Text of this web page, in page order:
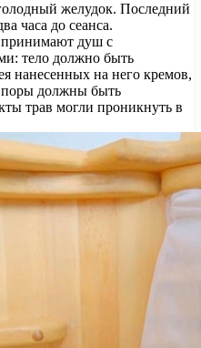
желудок. Последний
часа до сеанса.
душ с
тело должно быть
нанесенных на него кремов,
должны быть
трав могли проникнуть в